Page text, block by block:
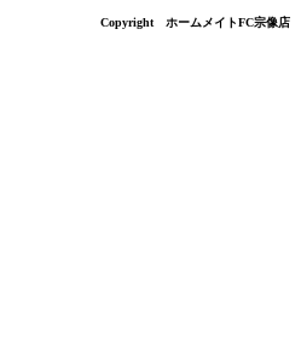
Copyright ホームメイトFC宗像店